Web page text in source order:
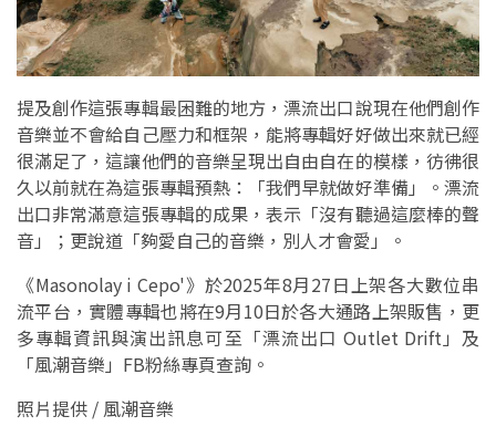
提及創作這張專輯最困難的地方，漂流出口說現在他們創作
音樂並不會給自己壓力和框架，能將專輯好好做出來就已經
很滿足了，這讓他們的音樂呈現出自由自在的模樣，彷彿很
久以前就在為這張專輯預熱：「我們早就做好準備」。漂流
出口非常滿意這張專輯的成果，表示「沒有聽過這麼棒的聲
音」；更說道「夠愛自己的音樂，別人才會愛」。
《Masonolay i Cepo'》於2025年8月27日上架各大數位串
流平台，實體專輯也將在9月10日於各大通路上架販售，更
多專輯資訊與演出訊息可至「漂流出口 Outlet Drift」及
「風潮音樂」FB粉絲專頁查詢。
照片提供 / 風潮音樂